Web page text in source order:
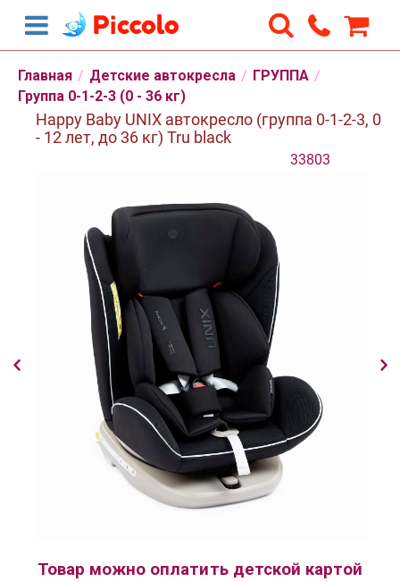
Главная / Детские автокресла / ГРУППА /
Группа 0-1-2-3 (0 - 36 кг)
Happy Baby UNIX автокресло (группа 0-1-2-3, 0
- 12 лет, до 36 кг) Tru black
33803
Товар можно оплатить детской картой